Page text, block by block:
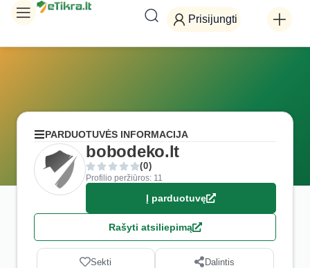
Prisijungti
PARDUOTUVĖS INFORMACIJA
bobodeko.lt
(0)
Profilio peržiūros: 11
Į parduotuvę
Rašyti atsiliepimą
Sekti Dalintis